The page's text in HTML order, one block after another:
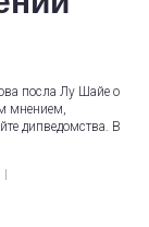
посла Лу Шайе о
мнением,
дипведомства. В